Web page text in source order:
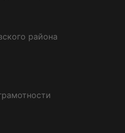
района